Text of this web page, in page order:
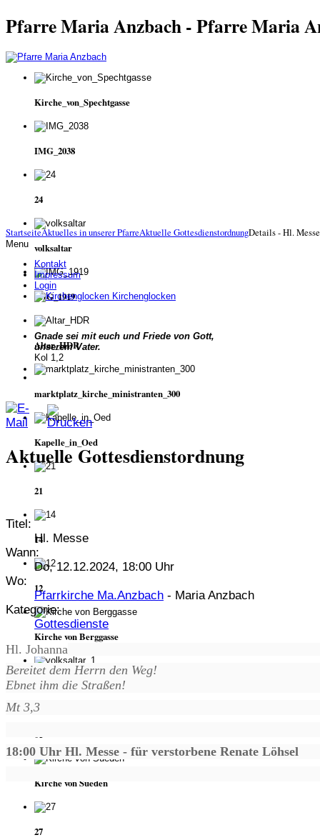
Pfarre Maria Anzbach - Pfarre Maria
Kirche_von_Spechtgasse
IMG_2038
24
volksaltar
IMG_1919
Altar_HDR
marktplatz_kirche_ministranten_300
Kapelle_in_Oed
21
14
12
Kirche von Berggasse
volksaltar_1
Kirche von Sueden
27
StartseiteAktuelles in unserer PfarreAktuelle GottesdienstordnungDetails - Hl. Messe
Menu
Kontakt
Impressum
Login
Kirchenglocken
Gnade sei mit euch und Friede von Gott,
unserem Vater.
Kol 1,2
Aktuelle Gottesdienstordnung
Titel:
Hl. Messe
Wann:
Do, 12.12.2024, 18:00 Uhr
Wo:
Pfarrkirche Ma.Anzbach - Maria Anzbach
Kategorie:
Gottesdienste
Hl. Johanna
Bereitet dem Herrn den Weg!
Ebnet ihm die Straßen!
Mt 3,3
18:00 Uhr Hl. Messe - für verstorbene Renate Löhsel